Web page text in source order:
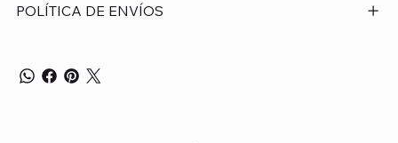
POLÍTICA DE ENVÍOS